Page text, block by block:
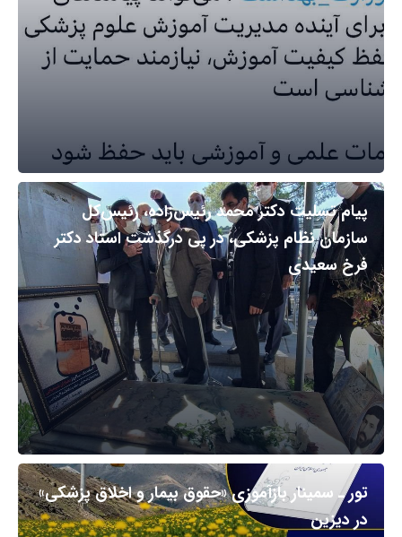
پیام تسلیت دکتر محمد رئیس‌زاده، رئیس‌کل
سازمان نظام پزشکی، در پی درگذشت استاد دکتر
فرخ سعیدی
تور ـ سمینار بازآموزی «حقوق بیمار و اخلاق پزشکی»
در دیزین